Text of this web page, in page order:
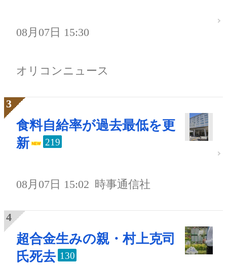
08月07日 15:30
オリコンニュース
食料自給率が過去最低を更
新
219
08月07日 15:02 時事通信社
超合金生みの親・村上克司
氏死去 130